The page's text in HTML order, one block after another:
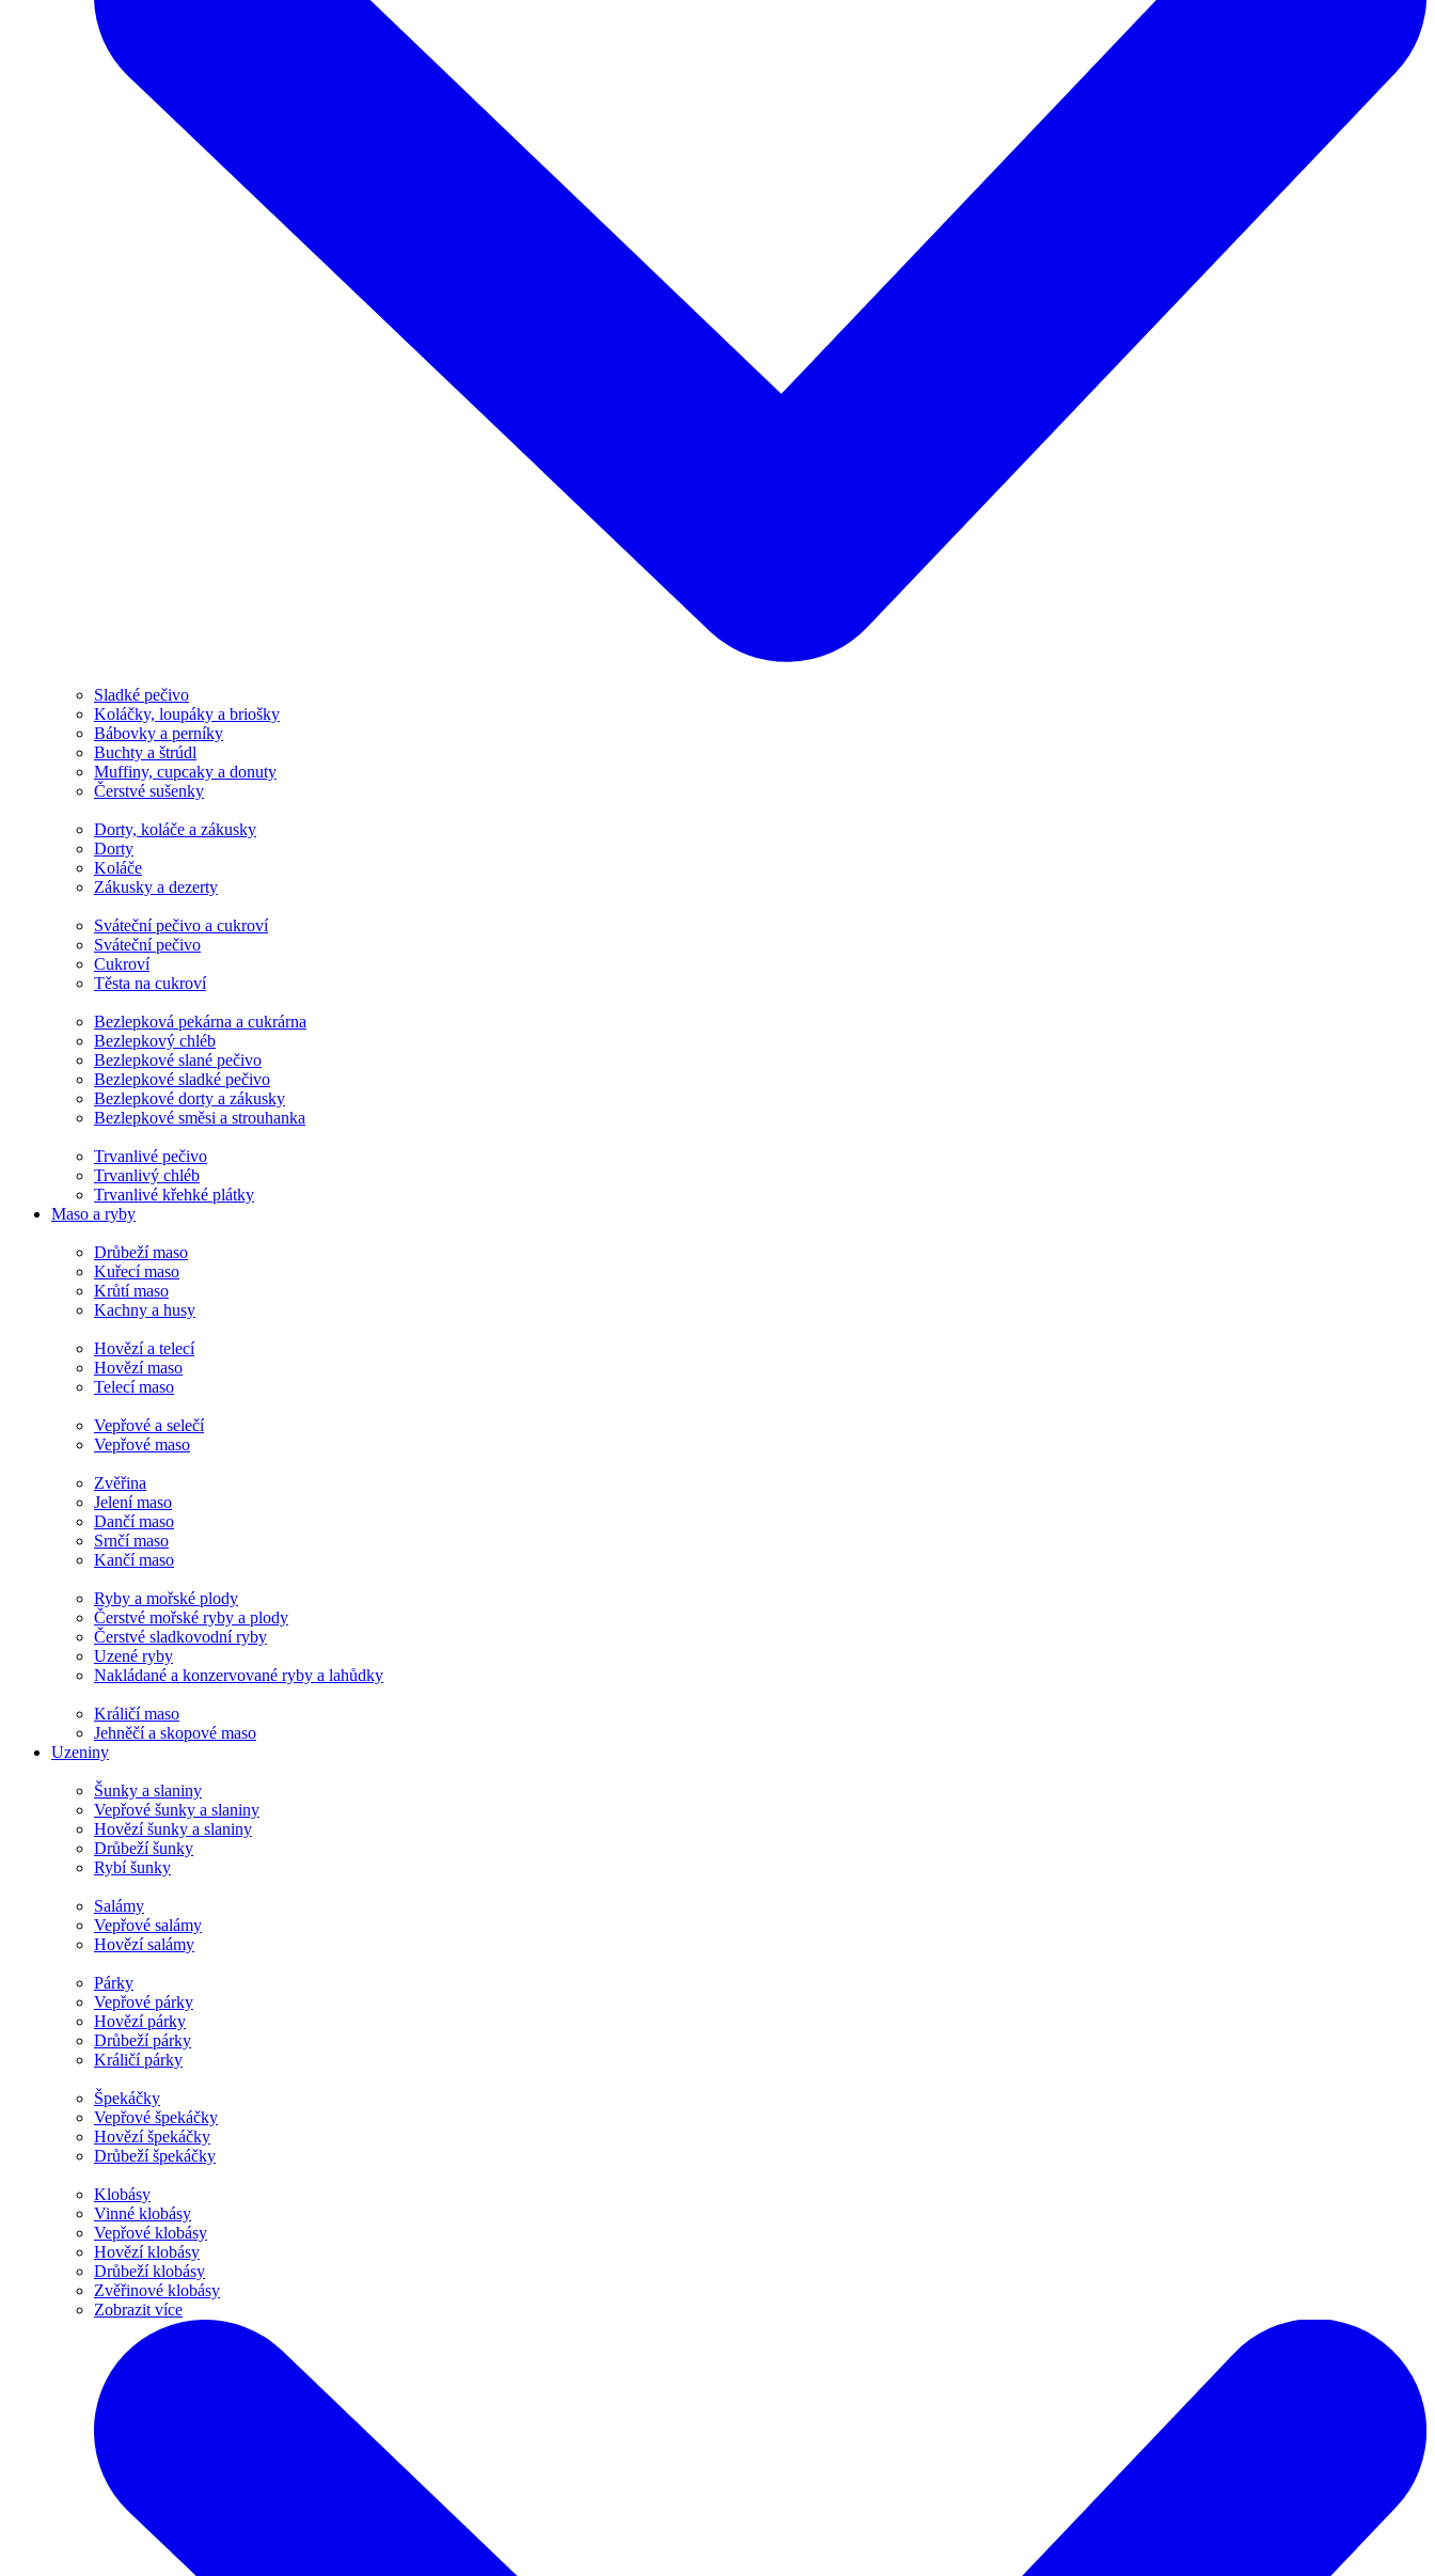
Sladké pečivo
Koláčky, loupáky a briošky
Bábovky a perníky
Buchty a štrúdl
Muffiny, cupcaky a donuty
Čerstvé sušenky
Dorty, koláče a zákusky
Dorty
Koláče
Zákusky a dezerty
Sváteční pečivo a cukroví
Sváteční pečivo
Cukroví
Těsta na cukroví
Bezlepková pekárna a cukrárna
Bezlepkový chléb
Bezlepkové slané pečivo
Bezlepkové sladké pečivo
Bezlepkové dorty a zákusky
Bezlepkové směsi a strouhanka
Trvanlivé pečivo
Trvanlivý chléb
Trvanlivé křehké plátky
Maso a ryby
Drůbeží maso
Kuřecí maso
Krůtí maso
Kachny a husy
Hovězí a telecí
Hovězí maso
Telecí maso
Vepřové a selečí
Vepřové maso
Zvěřina
Jelení maso
Dančí maso
Srnčí maso
Kančí maso
Ryby a mořské plody
Čerstvé mořské ryby a plody
Čerstvé sladkovodní ryby
Uzené ryby
Nakládané a konzervované ryby a lahůdky
Králičí maso
Jehněčí a skopové maso
Uzeniny
Šunky a slaniny
Vepřové šunky a slaniny
Hovězí šunky a slaniny
Drůbeží šunky
Rybí šunky
Salámy
Vepřové salámy
Hovězí salámy
Párky
Vepřové párky
Hovězí párky
Drůbeží párky
Králičí párky
Špekáčky
Vepřové špekáčky
Hovězí špekáčky
Drůbeží špekáčky
Klobásy
Vinné klobásy
Vepřové klobásy
Hovězí klobásy
Drůbeží klobásy
Zvěřinové klobásy
Zobrazit více